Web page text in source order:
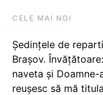
CELE MAI NOI
Ședințele de
Brașov.
naveta și
reușesc să mă